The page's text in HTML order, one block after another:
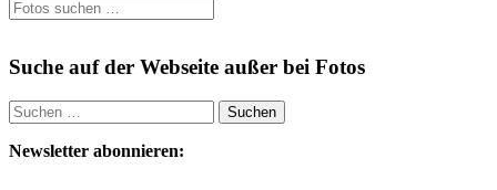
Suche auf der Webseite außer bei Fotos
Suchen
nach:
Newsletter abonnieren: